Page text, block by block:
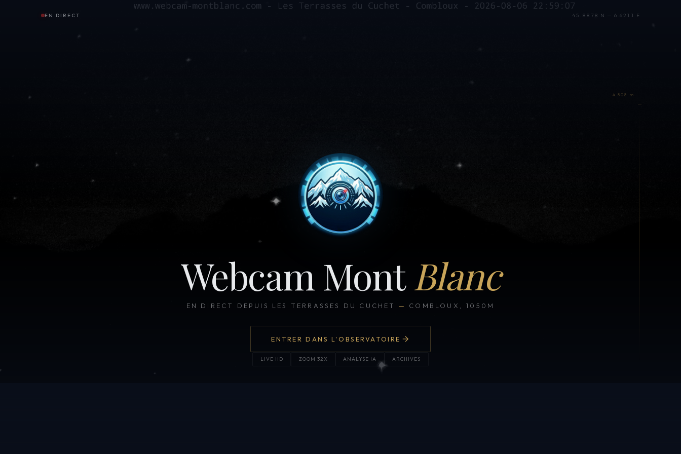
EN DIRECT 45.8878 N — 6.6211 E
Webcam Mont Blanc
EN DIRECT DEPUIS LES TERRASSES DU CUCHET — COMBLOUX, 1050M
ENTRER DANS L'OBSERVATOIRE
LIVE HD ZOOM 32X ANALYSE IA ARCHIVES